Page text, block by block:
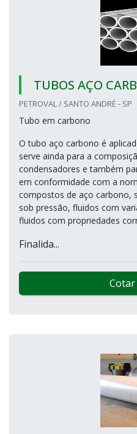
TUBOS AÇO
PETROVAL / SANTO ANDRÉ - SP
Tubo em carbono
O tubo aço carbono é
serve ainda para a
condensadores e também
em conformidade com a
compostos de aço carbono,
sob pressão, fluidos com
fluidos com propriedades
Finalida...